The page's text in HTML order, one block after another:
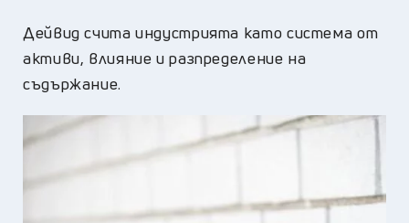
Дейвид счита индустрията като система от
активи, влияние и разпределение на
съдържание.